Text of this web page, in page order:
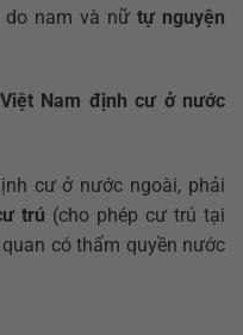
do nam và nữ tự nguyện
Nam định cư ở nước
cư ở nước ngoài, phải
trú (cho phép cư trú tại
có thẩm quyền nước